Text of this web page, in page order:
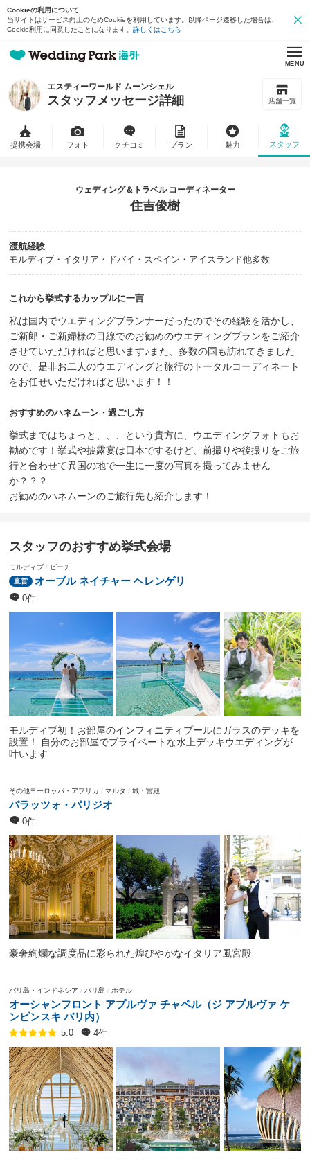
Cookieの利用について
当サイトはサービス向上のためCookieを利用しています。以降ページ遷移した場合は、
Cookie利用に同意したことになります。 詳しくはこちら
MENU
エスティーワールド ムーンシェル
スタッフメッセージ詳細 店舗一覧
提携会場 フォト クチコミ プラン 魅力 スタッフ
ウェディング＆トラベル コーディネーター
住吉俊樹
渡航経験
モルディブ・イタリア・ドバイ・スペイン・アイスランド他多数
これから挙式するカップルに一言
私は国内でウエディングプランナーだったのでその経験を活かし、
ご新郎・ご新婦様の目線でのお勧めのウエディングプランをご紹介
させていただければと思います♪また、多数の国も訪れてきました
ので、是非お二人のウエディングと旅行のトータルコーディネート
をお任せいただければと思います！！
おすすめのハネムーン・過ごし方
挙式まではちょっと、、、という貴方に、ウエディングフォトもお
勧めです！挙式や披露宴は日本でするけど、前撮りや後撮りをご旅
行と合わせて異国の地で一生に一度の写真を撮ってみません
か？？？
お勧めのハネムーンのご旅行先も紹介します！
スタッフのおすすめ挙式会場
モルディブ ビーチ
オーブル ネイチャー ヘレンゲリ
0件
モルディブ初！お部屋のインフィニティプールにガラスのデッキを
設置！ 自分のお部屋でプライベートな水上デッキウエディングが
叶います
その他ヨーロッパ・アフリカ マルタ 城・宮殿
パラッツォ・パリジオ
0件
豪奢絢爛な調度品に彩られた煌びやかなイタリア風宮殿
バリ島・インドネシア バリ島 ホテル
オーシャンフロント アプルヴァ チャペル（ジ アプルヴァ ケ
ンピンスキ バリ内）
5.0 4件